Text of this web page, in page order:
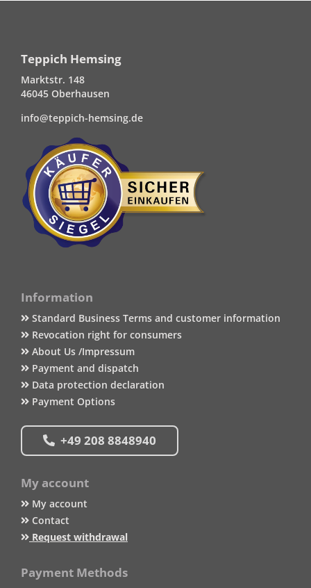
Teppich Hemsing
Marktstr. 148
46045 Oberhausen
info@teppich-hemsing.de
Information
Standard Business Terms and customer information
Revocation right for consumers
About Us /Impressum
Payment and dispatch
Data protection declaration
Payment Options
+49 208 8848940
My account
My account
Contact
Request withdrawal
Payment Methods